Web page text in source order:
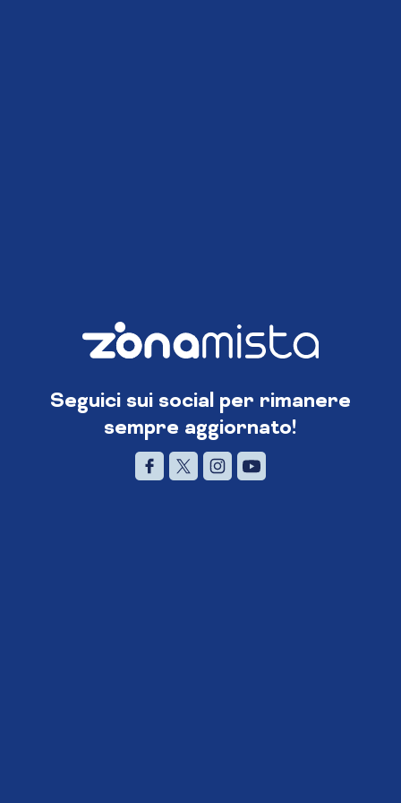
Seguici sui social per rimanere
sempre aggiornato!